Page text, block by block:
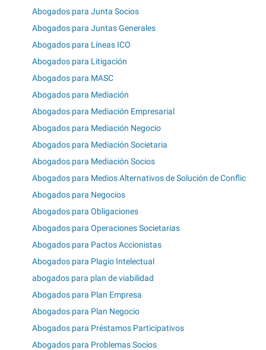
Abogados para Junta Socios
Abogados para Juntas Generales
Abogados para Líneas ICO
Abogados para Litigación
Abogados para MASC
Abogados para Mediación
Abogados para Mediación Empresarial
Abogados para Mediación Negocio
Abogados para Mediación Societaria
Abogados para Mediación Socios
Abogados para Medios Alternativos de Solución de Conflic
Abogados para Negocios
Abogados para Obligaciones
Abogados para Operaciones Societarias
Abogados para Pactos Accionistas
Abogados para Plagio Intelectual
abogados para plan de viabilidad
Abogados para Plan Empresa
Abogados para Plan Negocio
Abogados para Préstamos Participativos
Abogados para Problemas Socios